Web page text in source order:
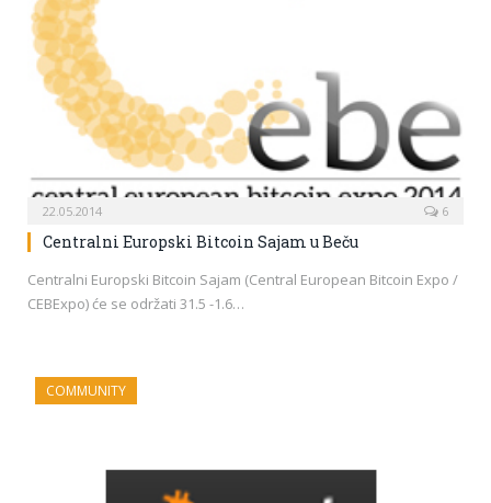
22.05.2014 6
Centralni Europski Bitcoin Sajam u Beču
Centralni Europski Bitcoin Sajam (Central European Bitcoin Expo /
CEBExpo) će se održati 31.5 -1.6…
COMMUNITY